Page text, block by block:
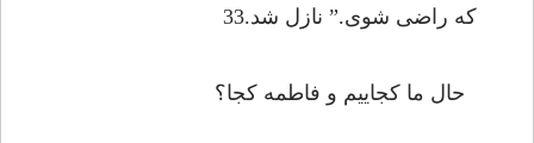
كه راضى شوى.” نازل شد.33
حال ما كجاييم و فاطمه كجا؟